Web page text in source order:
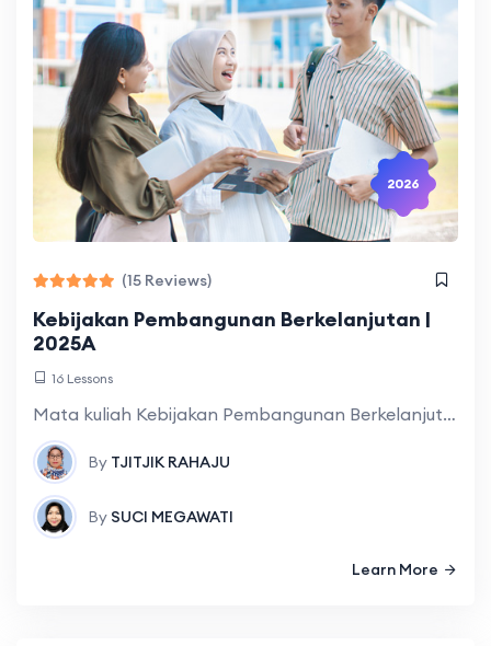
2026
(15 Reviews)
Kebijakan Pembangunan Berkelanjutan |
2025A
16 Lessons
Mata kuliah Kebijakan Pembangunan Berkelanjutan membahas konsep, teori, prinsip, dan praktik perumusan, implementasi, serta evaluasi kebijakan pembangunan yang mengintegrasikan dimensi ekonomi, sosial, lingkungan, dan tata
By TJITJIK RAHAJU
By SUCI MEGAWATI
Learn More